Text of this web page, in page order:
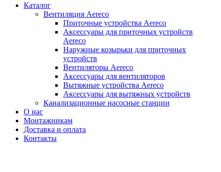
Каталог
Вентиляция Aereco
Приточные устройства Aereco
Аксессуары для приточных устройств
Aereco
Наружные козырьки для приточных
устройств
Вентиляторы Aereco
Аксессуары для вентиляторов
Вытяжные устройства Aereco
Аксессуары для вытяжных устройств
Канализационные насосные станции
О нас
Монтажникам
Доставка и оплата
Контакты